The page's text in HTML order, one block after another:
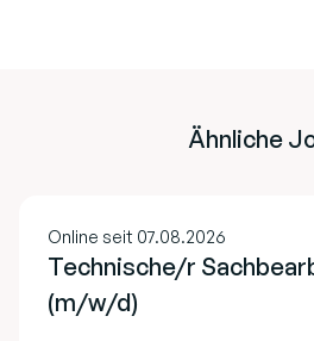
Ähnliche
Online seit 07.08.2026
Technische/r
(m/w/d)